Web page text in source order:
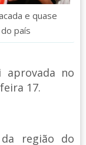
e quase
país
aprovada no
17.
região do